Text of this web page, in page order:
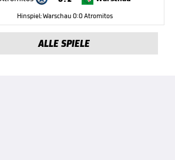
Hinspiel: Warschau 0:0 Atromitos
ALLE SPIELE